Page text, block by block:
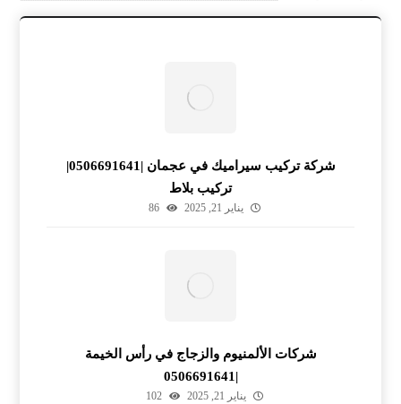
شركة تركيب سيراميك في عجمان |0506691641|
تركيب بلاط
يناير 21, 2025 86
شركات الألمنيوم والزجاج في رأس الخيمة
|0506691641
يناير 21, 2025 102